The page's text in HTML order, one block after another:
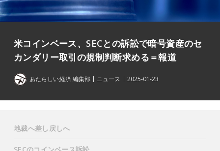
米コインベース、SECとの訴訟で暗号資産のセ
カンダリー取引の規制判断求める＝報道
あたらしい経済 編集部 ニュース 2025-01-23
地裁へ差し戻しへ